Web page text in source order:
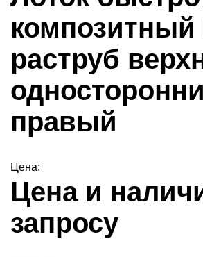
композитный
раструб
правый
Цена:
Цена и
запросу